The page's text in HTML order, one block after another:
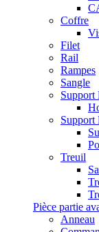
Coffre
Filet
Rail
Rampes
Sangle
Support
Support
Treuil
Pièce partie
Anneau